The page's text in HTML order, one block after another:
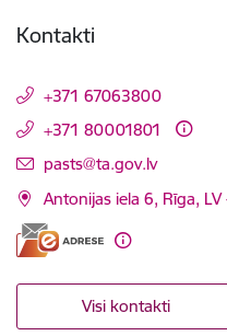
Kontakti
+371 67063800
+371 80001801
E-pasts:
pasts@ta.gov.lv
Antonijas iela 6, Rīga, LV
Visi kontakti